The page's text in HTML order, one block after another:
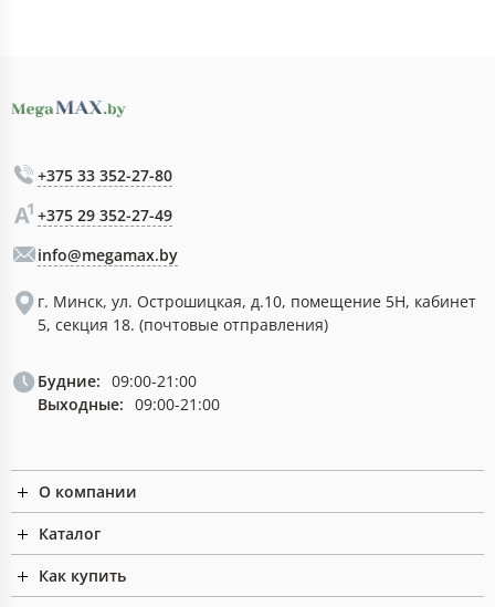
+375 33 352-27-80
+375 29 352-27-49
info@megamax.by
г. Минск, ул. Острошицкая, д.10, помещение 5Н, кабинет
5, секция 18. (почтовые отправления)
Будние: 09:00-21:00
Выходные: 09:00-21:00
О компании
Каталог
Как купить